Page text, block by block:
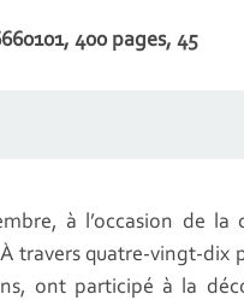
400 pages, 45 
à l’occasion de la
travers quatre-vingt-dix
ont participé à la